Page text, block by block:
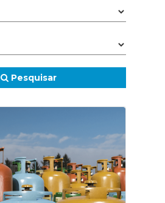
Pesquisar